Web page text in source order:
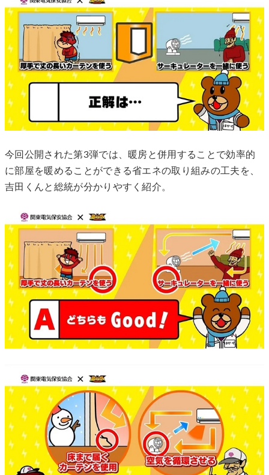
今回公開された第3弾では、暖房と併用することで効率的
に部屋を暖めることができる省エネの取り組みの工夫を、
吉田くんと総統が分かりやすく紹介。